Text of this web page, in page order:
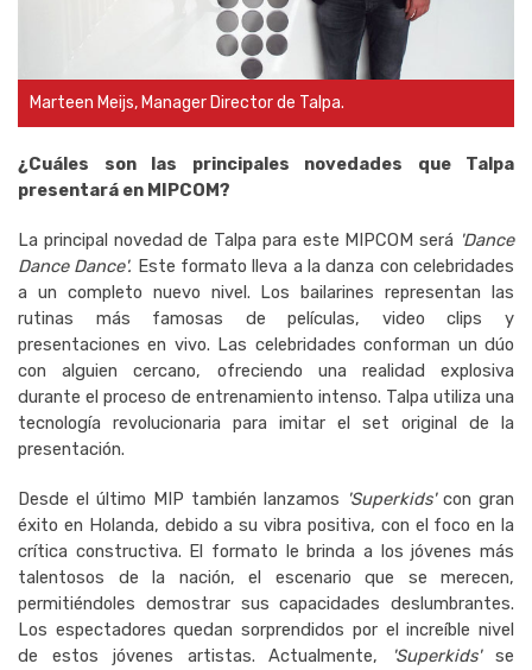
Marteen Meijs, Manager Director de Talpa.
¿Cuáles son las principales novedades que Talpa
presentará en MIPCOM?
La principal novedad de Talpa para este MIPCOM será 'Dance
Dance Dance'. Este formato lleva a la danza con celebridades
a un completo nuevo nivel. Los bailarines representan las
rutinas más famosas de películas, video clips y
presentaciones en vivo. Las celebridades conforman un dúo
con alguien cercano, ofreciendo una realidad explosiva
durante el proceso de entrenamiento intenso. Talpa utiliza una
tecnología revolucionaria para imitar el set original de la
presentación.
Desde el último MIP también lanzamos 'Superkids'con gran
éxito en Holanda, debido a su vibra positiva, con el foco en la
crítica constructiva. El formato le brinda a los jóvenes más
talentosos de la nación, el escenario que se merecen,
permitiéndoles demostrar sus capacidades deslumbrantes.
Los espectadores quedan sorprendidos por el increíble nivel
de estos jóvenes artistas. Actualmente,
'Superkids'se